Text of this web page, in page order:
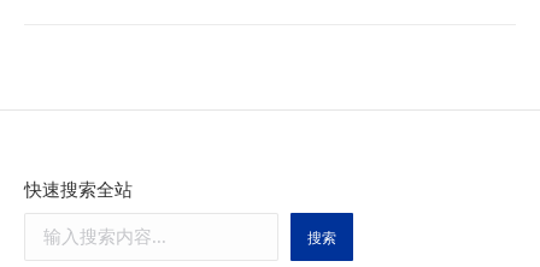
快速搜索全站
搜索